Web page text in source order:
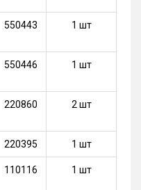
550443 1 шт
550446 1 шт
220860 2 шт
220395 1 шт
110116 1 шт